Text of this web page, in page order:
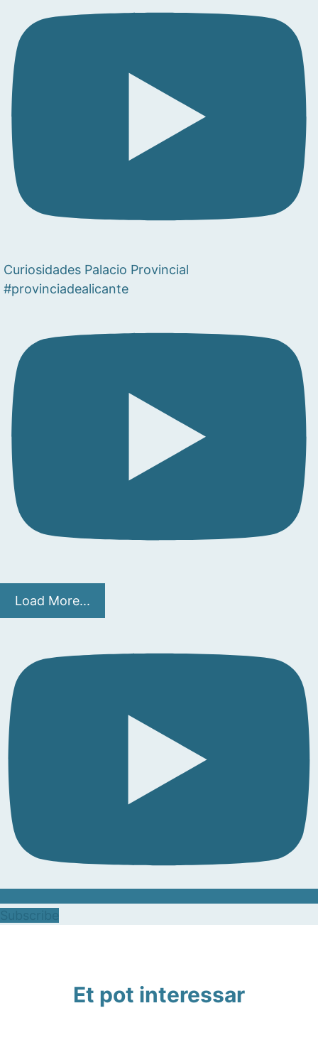
Curiosidades Palacio Provincial
#provinciadealicante
Load More...
Et pot interessar